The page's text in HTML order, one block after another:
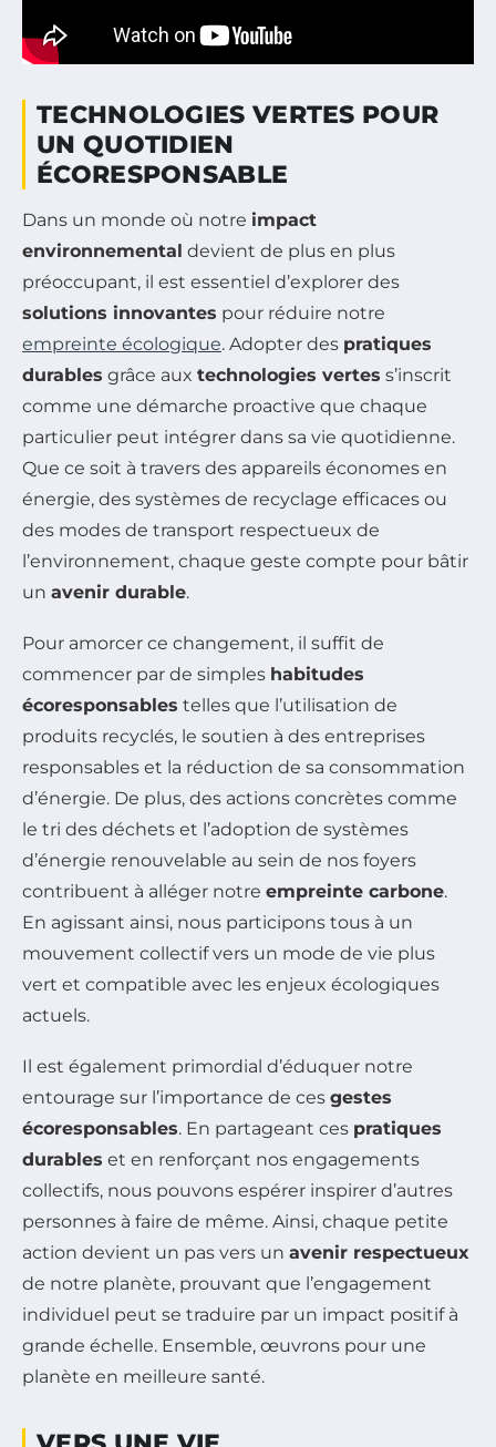
TECHNOLOGIES VERTES POUR
UN QUOTIDIEN
ÉCORESPONSABLE
Dans un monde où notre impact
environnemental devient de plus en plus
préoccupant, il est essentiel d’explorer des
solutions innovantes pour réduire notre
empreinte écologique. Adopter des pratiques
durables grâce aux technologies vertes s’inscrit
comme une démarche proactive que chaque
particulier peut intégrer dans sa vie quotidienne.
Que ce soit à travers des appareils économes en
énergie, des systèmes de recyclage efficaces ou
des modes de transport respectueux de
l’environnement, chaque geste compte pour bâtir
un avenir durable.
Pour amorcer ce changement, il suffit de
commencer par de simples habitudes
écoresponsables telles que l’utilisation de
produits recyclés, le soutien à des entreprises
responsables et la réduction de sa consommation
d’énergie. De plus, des actions concrètes comme
le tri des déchets et l’adoption de systèmes
d’énergie renouvelable au sein de nos foyers
contribuent à alléger notre empreinte carbone.
En agissant ainsi, nous participons tous à un
mouvement collectif vers un mode de vie plus
vert et compatible avec les enjeux écologiques
actuels.
Il est également primordial d’éduquer notre
entourage sur l’importance de ces gestes
écoresponsables. En partageant ces pratiques
durables et en renforçant nos engagements
collectifs, nous pouvons espérer inspirer d’autres
personnes à faire de même. Ainsi, chaque petite
action devient un pas vers un avenir respectueux
de notre planète, prouvant que l’engagement
individuel peut se traduire par un impact positif à
grande échelle. Ensemble, œuvrons pour une
planète en meilleure santé.